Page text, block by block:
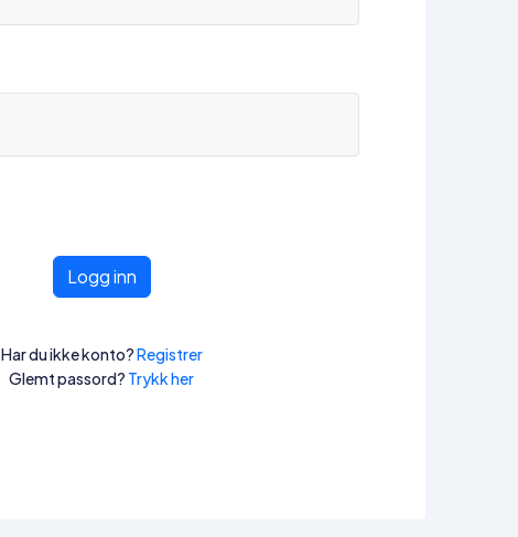
Logg inn
Har du ikke konto?Registrer
Glemt passord? Trykk her